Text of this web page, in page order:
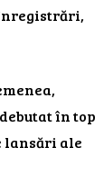
în top
lansări ale